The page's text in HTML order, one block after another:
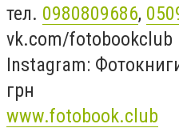
тел. 0980809686,
vk.com/fotobookclub
Instagram:
грн
www.fotobook.club